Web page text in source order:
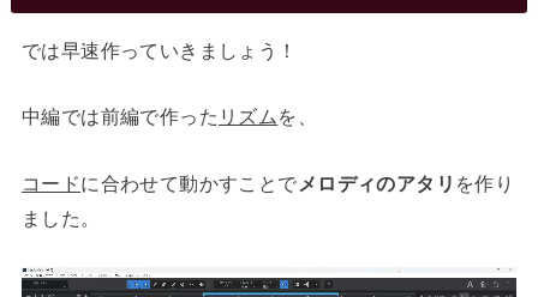
では早速作っていきましょう！
中編では前編で作った リズム を、
コードに合わせて動かすことで メロディのアタリ を作り
ました。
動